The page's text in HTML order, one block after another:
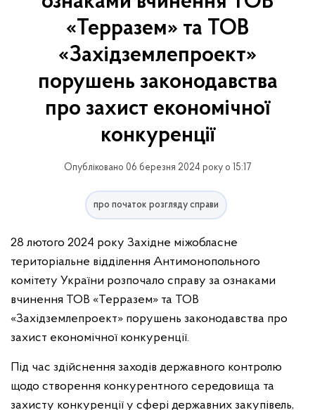
«Терразем» та ТОВ
«Західземлепроект»
порушень законодавства
про захист економічної
конкуренції
Опубліковано 06 березня 2024 року о 15:17
про початок розгляду справи
28 лютого 2024 року Західне міжобласне
територіальне відділення Антимонопольного
комітету України розпочало справу за ознаками
вчинення ТОВ «Терразем» та ТОВ
«Західземлепроект» порушень законодавства про
захист економічної конкуренції.
Під час здійснення заходів державного контролю
щодо створення конкурентного середовища та
захисту конкуренції у сфері державних закупівель,